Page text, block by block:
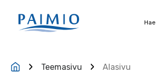
Hae
Teemasivu Alasivu